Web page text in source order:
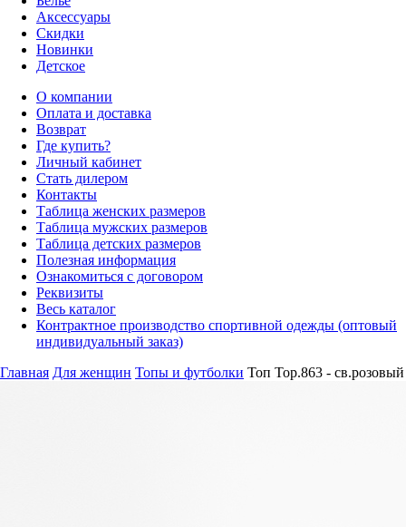
Аксессуары
Скидки
Новинки
Детское
О компании
Оплата и доставка
Возврат
Где купить?
Личный кабинет
Стать дилером
Контакты
Таблица женских размеров
Таблица мужских размеров
Таблица детских размеров
Полезная информация
Ознакомиться с договором
Реквизиты
Весь каталог
Контрактное производство спортивной одежды (оптовый
индивидуальный заказ)
Главная Для женщин Топы и футболки Топ Top.863 - св.розовый